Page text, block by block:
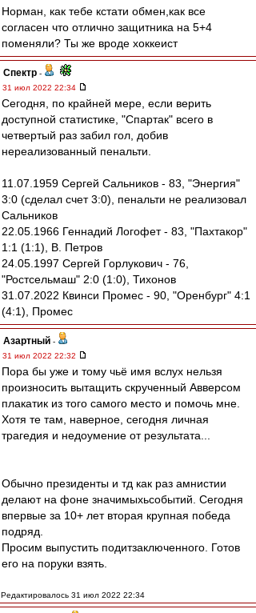
Норман, как тебе кстати обмен,как все
согласен что отлично защитника на 5+4
поменяли? Ты же вроде хоккеист
Спектр -
31 июл 2022 22:34
Сегодня, по крайней мере, если верить
доступной статистике, "Спартак" всего в
четвертый раз забил гол, добив
нереализованный пенальти.
11.07.1959 Сергей Сальников - 83, "Энергия"
3:0 (сделал счет 3:0), пенальти не реализовал
Сальников
22.05.1966 Геннадий Логофет - 83, "Пахтакор"
1:1 (1:1), В. Петров
24.05.1997 Сергей Горлукович - 76,
"Ростсельмаш" 2:0 (1:0), Тихонов
31.07.2022 Квинси Промес - 90, "Оренбург" 4:1
(4:1), Промес
Азартный -
31 июл 2022 22:32
Пора бы уже и тому чьё имя вслух нельзя
произносить вытащить скрученный Авверсом
плакатик из того самого место и помочь мне.
Хотя те там, наверное, сегодня личная
трагедия и недоумение от результата...
Обычно президенты и тд как раз амнистии
делают на фоне значимыхьсобытий. Сегодня
впервые за 10+ лет вторая крупная победа
подряд.
Просим выпустить подитзаключенного. Готов
его на поруки взять.
Редактировалось 31 июл 2022 22:34